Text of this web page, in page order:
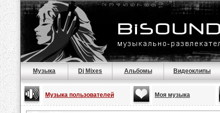
Музыка Dj Mixes Альбомы Видеоклипы
Музыка пользователей Моя музыка